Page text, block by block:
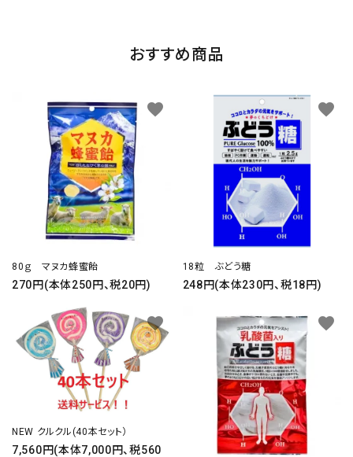
おすすめ商品
80ｇ マヌカ蜂蜜飴
270円(本体250円、税20円)
favorite
18粒 ぶどう糖
248円(本体230円、税18円)
favorite
NEW クルクル(40本セット）
7,560円(本体7,000円、税560
favorite favorite